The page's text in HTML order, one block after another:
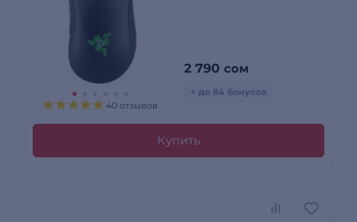
40 отзывов
2 790 сом
+ до 84 бонусов
Купить